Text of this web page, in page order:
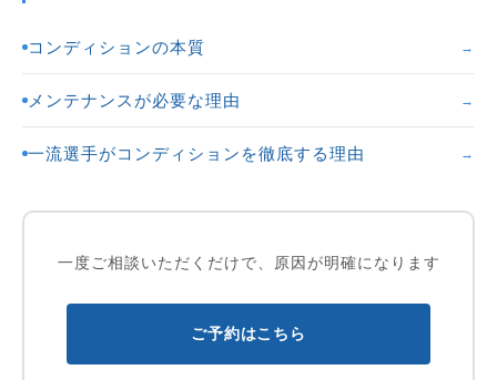
コンディションの本質 →
メンテナンスが必要な理由 →
一流選手がコンディションを徹底する理由 →
一度ご相談いただくだけで、原因が明確になります
ご予約はこちら